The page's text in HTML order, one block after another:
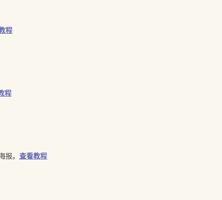
程
程
。 查看教程